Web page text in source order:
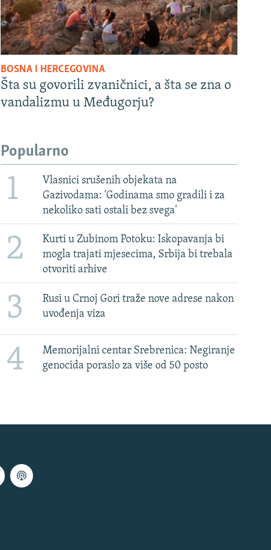
BOSNA I HERCEGOVINA
Šta su govorili zvaničnici, a šta se zna o
vandalizmu u Međugorju?
Popularno
1
Vlasnici srušenih objekata na
Gazivodama: 'Godinama smo gradili i za
nekoliko sati ostali bez svega'
2
Kurti u Zubinom Potoku: Iskopavanja bi
mogla trajati mjesecima, Srbija bi trebala
otvoriti arhive
3
Rusi u Crnoj Gori traže nove adrese nakon
uvođenja viza
4
Memorijalni centar Srebrenica: Negiranje
genocida poraslo za više od 50 posto